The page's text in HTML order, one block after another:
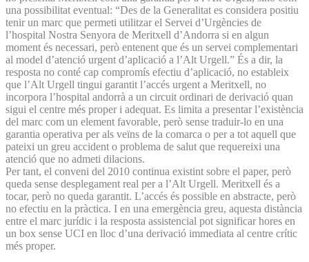
una possibilitat eventual: “Des de la Generalitat es considera positiu
tenir un marc que permeti utilitzar el Servei d’Urgències de
l’hospital Nostra Senyora de Meritxell d’Andorra si en algun
moment és necessari, però entenent que és un servei complementari
al model d’atenció urgent d’aplicació a l’Alt Urgell.” És a dir, la
resposta no conté cap compromís efectiu d’aplicació, no estableix
que l’Alt Urgell tingui garantit l’accés urgent a Meritxell, no
incorpora l’hospital andorrà a un circuit ordinari de derivació quan
sigui el centre més proper i adequat. Es limita a presentar l’existència
del marc com un element favorable, però sense traduir-lo en una
garantia operativa per als veïns de la comarca o per a tot aquell que
pateixi un greu accident o problema de salut que requereixi una
atenció que no admeti dilacions.
Per tant, el conveni del 2010 continua existint sobre el paper, però
queda sense desplegament real per a l’Alt Urgell. Meritxell és a
tocar, però no queda garantit. L’accés és possible en abstracte, però
no efectiu en la pràctica. I en una emergència greu, aquesta distància
entre el marc jurídic i la resposta assistencial pot significar hores en
un box sense UCI en lloc d’una derivació immediata al centre crític
més proper.